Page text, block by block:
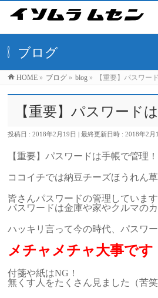
ブログ
HOME » ブログ » blog » 【重要】パスワー
【重要】パスワード
投稿日 : 2018年2月19日 最終更新日時 : 2018年2月
【重要】パスワードは手帳で管理！
ココイチでは納豆チーズほうれん
皆さんパスワードの管理しています
パスワードは金庫や家やクルマの
ハッキリ言って今の時代、パスワ
メチャメチャ大事です
付箋や紙はNG！
無くす人をたくさん見ました（苦笑